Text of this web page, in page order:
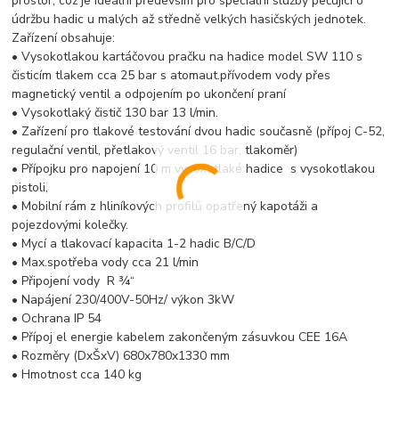
údržbu hadic u malých až středně velkých hasičských jednotek.
Zařízení obsahuje:
• Vysokotlakou kartáčovou pračku na hadice model SW 110 s
čisticím tlakem cca 25 bar s atomaut.přívodem vody přes
magnetický ventil a odpojením po ukončení praní
• Vysokotlaký čistič 130 bar 13 l/min.
• Zařízení pro tlakové testování dvou hadic současně (přípoj C-52,
regulační ventil, přetlakový ventil 16 bar, tlakoměr)
• Přípojku pro napojení 10 m vysokotlaké hadice s vysokotlakou
pistoli,
• Mobilní rám z hliníkových profilů opatřený kapotáži a
pojezdovými kolečky.
• Mycí a tlakovací kapacita 1-2 hadic B/C/D
• Max.spotřeba vody cca 21 l/min
• Připojení vody R ¾“
• Napájení 230/400V-50Hz/ výkon 3kW
• Ochrana IP 54
• Přípoj el energie kabelem zakončeným zásuvkou CEE 16A
• Rozměry (DxŠxV) 680x780x1330 mm
• Hmotnost cca 140 kg